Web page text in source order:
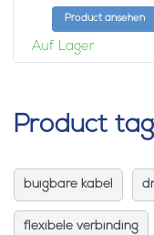
Product ansehen
Auf Lager
Product
buigbare kabel
flexibele verbinding